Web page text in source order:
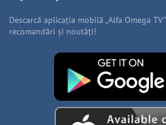
Descarcă aplicația mobilă „Alfa Omega
recomandări și noutăți!